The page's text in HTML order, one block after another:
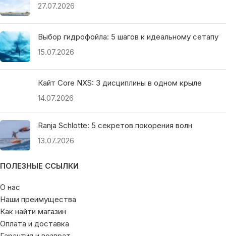
27.07.2026
Выбор гидрофойла: 5 шагов к идеальному сетапу
15.07.2026
Кайт Core NXS: 3 дисциплины в одном крыле
14.07.2026
Ranja Schlotte: 5 секретов покорения волн
13.07.2026
ПОЛЕЗНЫЕ ССЫЛКИ
О нас
Наши преимущества
Как найти магазин
Оплата и доставка